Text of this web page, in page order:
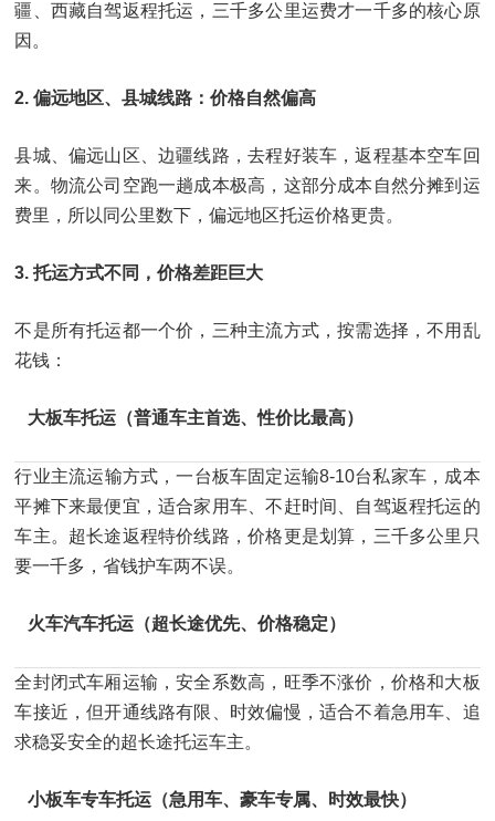
疆、西藏自驾返程托运，三千多公里运费才一千多的核心原
因。
2. 偏远地区、县城线路：价格自然偏高
县城、偏远山区、边疆线路，去程好装车，返程基本空车回
来。物流公司空跑一趟成本极高，这部分成本自然分摊到运
费里，所以同公里数下，偏远地区托运价格更贵。
3. 托运方式不同，价格差距巨大
不是所有托运都一个价，三种主流方式，按需选择，不用乱
花钱：
大板车托运（普通车主首选、性价比最高）
行业主流运输方式，一台板车固定运输8-10台私家车，成本
平摊下来最便宜，适合家用车、不赶时间、自驾返程托运的
车主。超长途返程特价线路，价格更是划算，三千多公里只
要一千多，省钱护车两不误。
火车汽车托运（超长途优先、价格稳定）
全封闭式车厢运输，安全系数高，旺季不涨价，价格和大板
车接近，但开通线路有限、时效偏慢，适合不着急用车、追
求稳妥安全的超长途托运车主。
小板车专车托运（急用车、豪车专属、时效最快）